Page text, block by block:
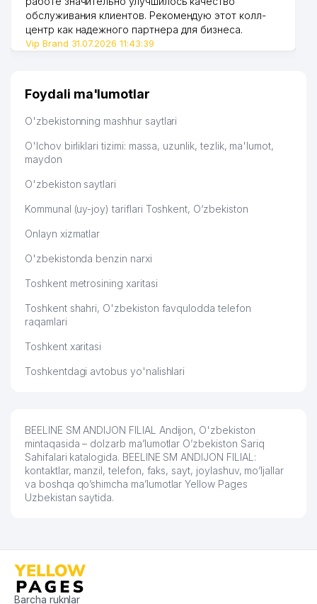
обслуживания клиентов. Рекомендую этот колл-
центр как надежного партнера для бизнеса.
Vip Brand 31.07.2026 11:43:39
Foydali ma'lumotlar
O'zbekistonning mashhur saytlari
O'lchov birliklari tizimi: massa, uzunlik, tezlik, ma'lumot,
maydon
O'zbekiston saytlari
Kommunal (uy-joy) tariflari Toshkent, O‘zbekiston
Onlayn xizmatlar
O'zbekistonda benzin narxi
Toshkent metrosining xaritasi
Toshkent shahri, O'zbekiston favqulodda telefon
raqamlari
Toshkent xaritasi
Toshkentdagi avtobus yo'nalishlari
BEELINE SM ANDIJON FILIAL Andijon, O'zbekiston
mintaqasida – dolzarb ma’lumotlar O’zbekiston Sariq
Sahifalari katalogida. BEELINE SM ANDIJON FILIAL:
kontaktlar, manzil, telefon, faks, sayt, joylashuv, mo’ljallar
va boshqa qo’shimcha ma’lumotlar Yellow Pages
Uzbekistan saytida.
Barcha ruknlar